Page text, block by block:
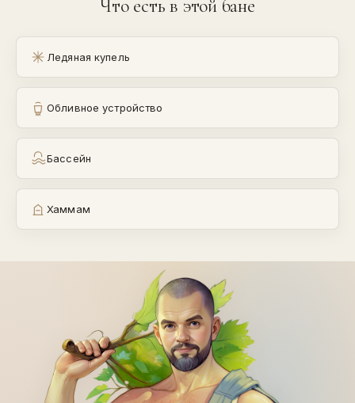
Что есть в этой бане
Ледяная купель
Обливное устройство
Бассейн
Хаммам